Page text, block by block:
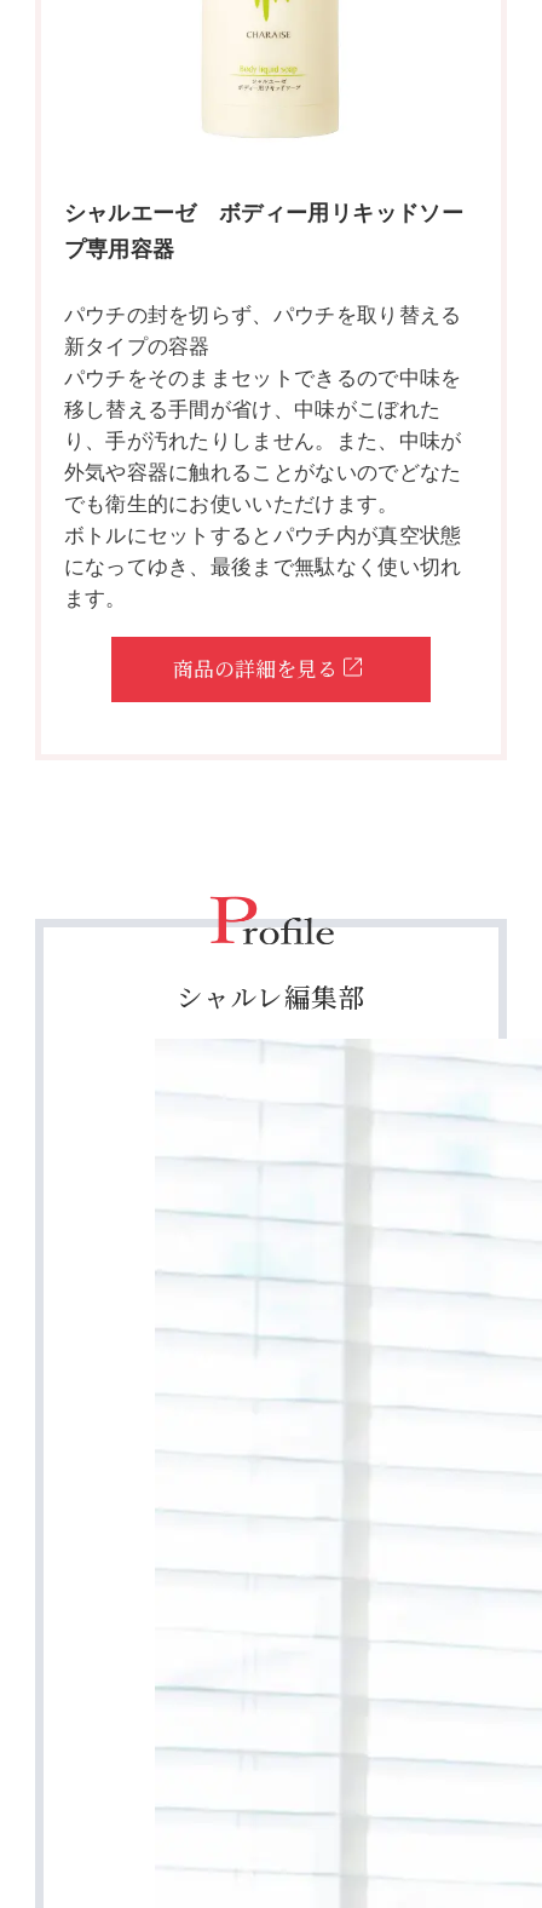
シャルエーゼ ボディー用リキッドソー
プ専用容器
パウチの封を切らず、パウチを取り替える
新タイプの容器
パウチをそのままセットできるので中味を
移し替える手間が省け、中味がこぼれた
り、手が汚れたりしません。また、中味が
外気や容器に触れることがないのでどなた
でも衛生的にお使いいただけます。
ボトルにセットするとパウチ内が真空状態
になってゆき、最後まで無駄なく使い切れ
ます。
商品の詳細を見る
シャルレ編集部